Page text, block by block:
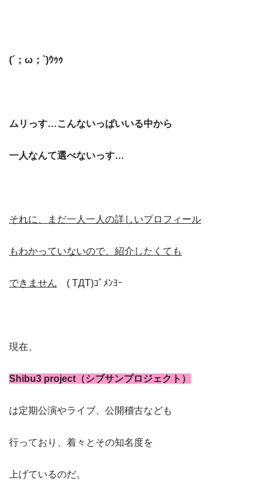
(´；ω；`)ｳｩｩ
ムリっす…こんないっぱいいる中から
一人なんて選べないっす…
それに、まだ一人一人の詳しいプロフィール
もわかっていないので、紹介したくても
できません ( TДT)ｺﾞﾒﾝﾖｰ
現在、
Shibu3 project（シブサンプロジェクト）
は定期公演やライブ、公開稽古なども
行っており、着々とその知名度を
上げているのだ。